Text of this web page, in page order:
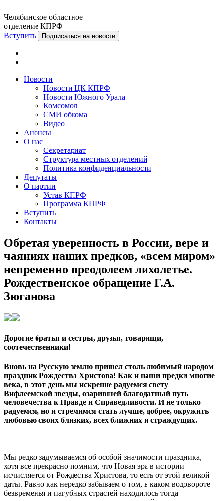
Челябинское областное
отделение КПРФ
Вступить
Подписаться на новости
Новости
Новости ЦК КПРФ
Новости Южного Урала
Комсомол
СМИ обкома
Видео
Анонсы
О нас
Секретариат
Структура местных отделений
Политика конфиденциальности
Депутаты
О партии
Устав КПРФ
Программа КПРФ
Вступить
Контакты
Обретая уверенность в России, вере и
чаяниях наших предков, «всем миром»
непременно преодолеем лихолетье.
Рождественское обращение Г.А.
Зюганова
Дорогие братья и сестры, друзья, товарищи,
соотечественники!
Вновь на Русскую землю пришел столь любимый народом
праздник Рождества Христова! Как и наши предки многие
века, в этот день мы искренне радуемся свету
Вифлеемской звезды, озарившей благодатный путь
человечества к Правде и Справедливости. И не только
радуемся, но и стремимся стать лучше, добрее, окружить
любовью своих близких, всех ближних и страждущих.
Мы редко задумываемся об особой значимости праздника,
хотя все прекрасно помним, что Новая эра в истории
исчисляется от Рождества Христова, то есть от этой великой
даты. Равно как нередко забываем о том, в каком водовороте
безвременья и пагубных страстей находилось тогда